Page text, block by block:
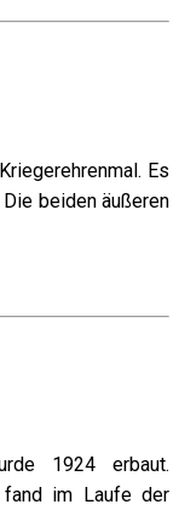
Es
beiden äußeren
1924 erbaut.
fand im Laufe der